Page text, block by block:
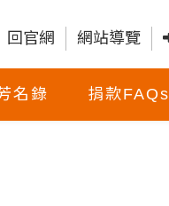
回官網 網站導覽
名錄 捐款FAQs